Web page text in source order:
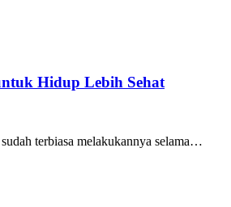
Hidup Lebih Sehat
terbiasa melakukannya selama…